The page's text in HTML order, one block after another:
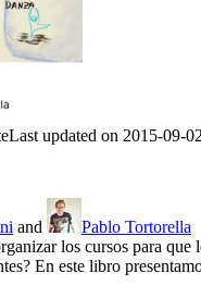
Last updated on 2015-09-
and
Pablo Tortorella
los cursos para
En este libro